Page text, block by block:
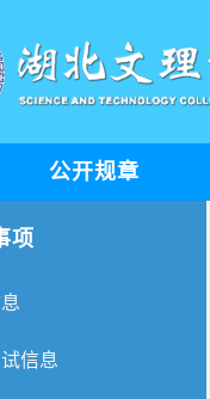
公开规章
项
信息